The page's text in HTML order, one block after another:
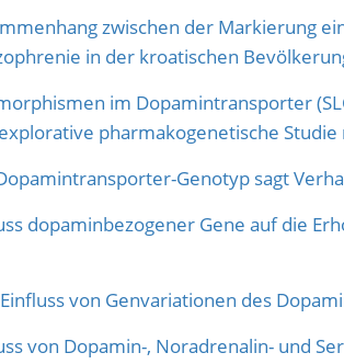
zwischen der Markierung
in der kroatischen
im Dopamintransporter
pharmakogenetische
Genotyp sagt
dopaminbezogener Gene auf die
von Genvariationen des
von Dopamin-, Noradrenalin- und